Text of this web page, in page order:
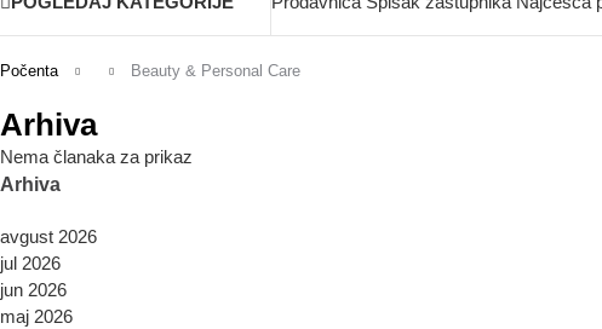
Arhiva
Počenta Beauty & Personal Care
Nema članaka za prikaz
Arhiva
avgust 2026
jul 2026
jun 2026
maj 2026